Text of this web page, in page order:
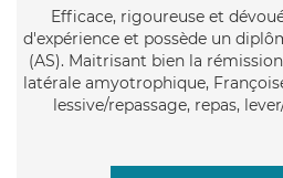
Efficace, rigoureuse et
d'expérience et possède un
(AS). Maitrisant bien la
latérale amyotrophique,
lessive/repassage, repas,